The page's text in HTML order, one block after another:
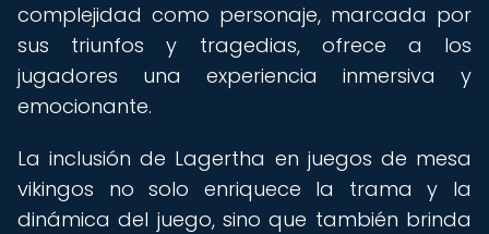
complejidad como personaje, marcada por
sus triunfos y tragedias, ofrece a los
jugadores una experiencia inmersiva y
emocionante.
La inclusión de Lagertha en juegos de mesa
vikingos no solo enriquece la trama y la
dinámica del juego, sino que también brinda